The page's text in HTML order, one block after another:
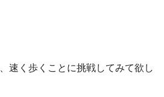
速く歩くことに挑戦してみて欲し